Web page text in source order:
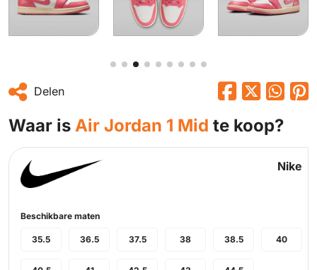
Delen
Waar is Air Jordan 1 Mid te koop?
Nike
Beschikbare maten
38 38.5
35.5 36.5 37.5 40